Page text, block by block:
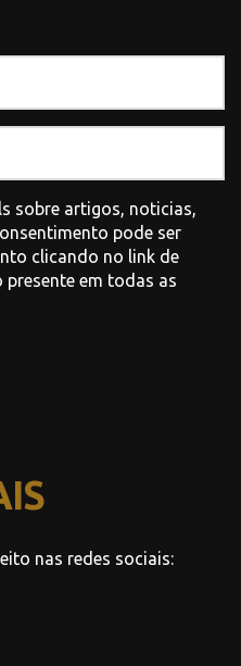
sobre artigos, noticias,
pode ser
clicando no link de
em todas as
nas redes sociais: